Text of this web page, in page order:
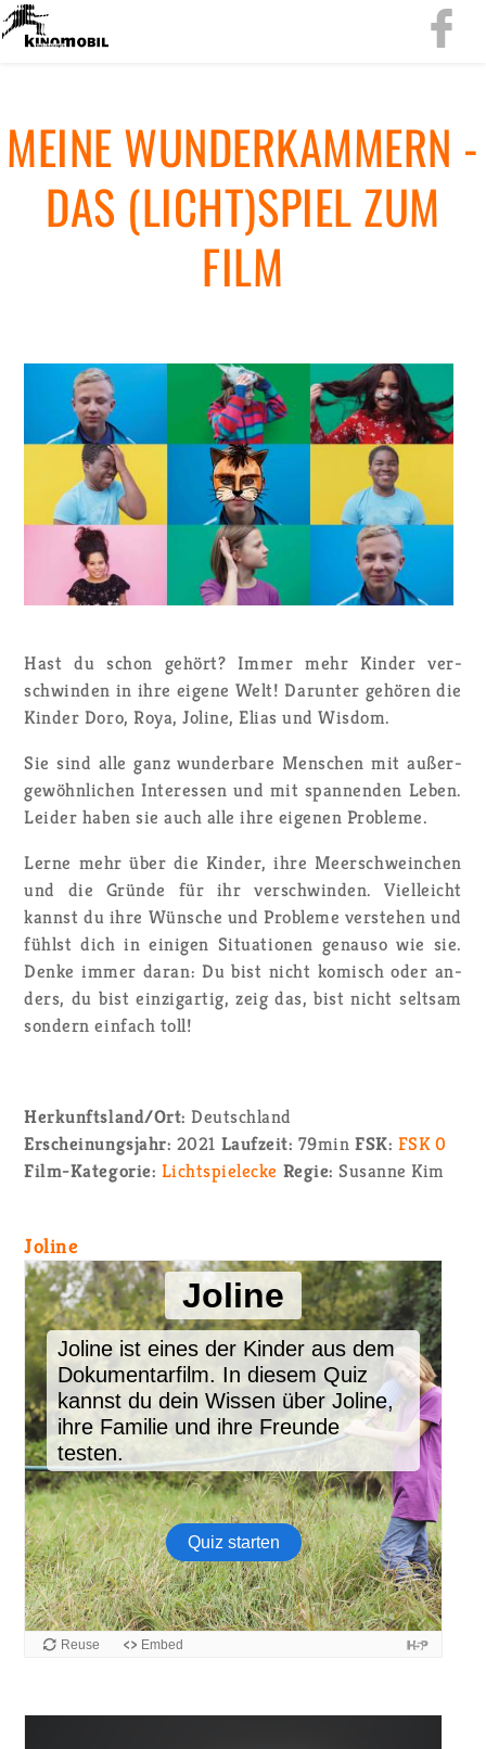
MEINE WUN­DER­KAM­MERN -
DAS (LICHT)SPIEL ZUM
FILM
Hast du schon ge­hört? Immer mehr Kin­der ver­
schwin­den in ihre ei­ge­ne Welt! Dar­un­ter ge­hö­ren die
Kin­der Doro, Roya, Jo­li­ne, Elias und Wis­dom.
Sie sind alle ganz wun­der­ba­re Men­schen mit au­ßer­
ge­wöhn­li­chen In­ter­es­sen und mit span­nen­den Leben.
Lei­der haben sie auch alle ihre ei­ge­nen Pro­ble­me.
Lerne mehr über die Kin­der, ihre Meer­schwein­chen
und die Grün­de für ihr ver­schwin­den. Viel­leicht
kannst du ihre Wün­sche und Pro­ble­me ver­ste­hen und
fühlst dich in ei­ni­gen Si­tua­tio­nen ge­nau­so wie sie.
Denke immer daran: Du bist nicht ko­misch oder an­
ders, du bist ein­zig­ar­tig, zeig das, bist nicht selt­sam
son­dern ein­fach toll!
Her­kunfts­land/Ort: Deutsch­land
Er­schei­nungs­jahr: 2021 Lauf­zeit: 79min FSK: FSK 0
Film-Ka­te­go­rie: Licht­spiel­ecke Regie: Su­san­ne Kim
Jo­li­ne